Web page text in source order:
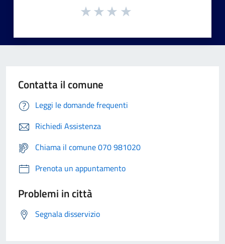
Contatta il comune
Leggi le domande frequenti
Richiedi Assistenza
Chiama il comune 070 981020
Prenota un appuntamento
Problemi in città
Segnala disservizio